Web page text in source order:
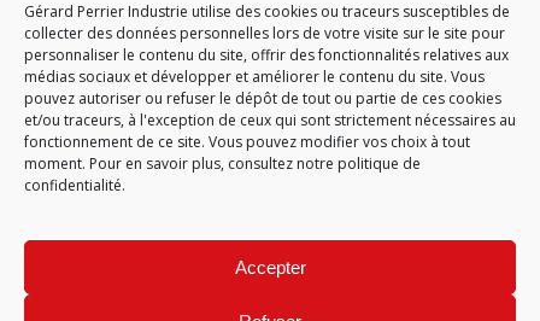
Gérard Perrier Industrie utilise des cookies ou traceurs susceptibles de
collecter des données personnelles lors de votre visite sur le site pour
personnaliser le contenu du site, offrir des fonctionnalités relatives aux
médias sociaux et développer et améliorer le contenu du site. Vous
pouvez autoriser ou refuser le dépôt de tout ou partie de ces cookies
et/ou traceurs, à l'exception de ceux qui sont strictement nécessaires au
fonctionnement de ce site. Vous pouvez modifier vos choix à tout
moment. Pour en savoir plus, consultez notre politique de
confidentialité.
Accepter
69125 LYON AÉROPORT SAINT EXUPÉRY
FRANCE
ACCUEIL CGA PLAN DU SITE
MENTIONS LÉGALES
DONNÉES PERSONNELLES
GÉRARD PERRIER INDUSTRIE – TOUS DROITS RÉSERVÉS